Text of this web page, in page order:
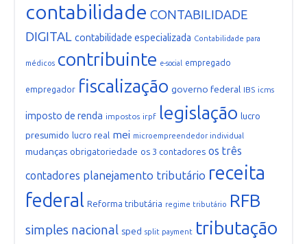
contabilidade CONTABILIDADE
DIGITAL contabilidade especializada Contabilidade para
médicos contribuinte e-social empregado
empregador fiscalização governo federal IBS icms
imposto de renda impostos irpf legislação lucro
presumido lucro real mei microempreendedor individual
mudanças obrigatoriedade os 3 contadores os três
contadores planejamento tributário receita
federal Reforma tributária regime tributário RFB
simples nacional sped split payment tributação